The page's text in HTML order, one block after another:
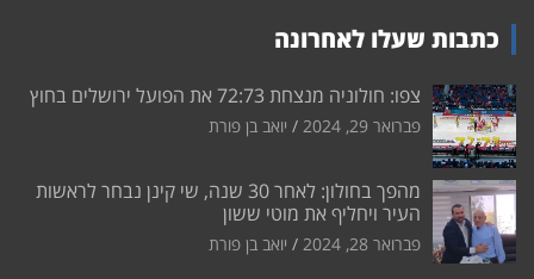
כתבות שעלו לאחרונה
צפו: חולוניה מנצחת 72:73 את הפועל ירושלים בחוץ
פברואר 29, 2024 יואב בן פורת
מהפך בחולון: לאחר 30 שנה, שי קינן נבחר לראשות
העיר ויחליף את מוטי ששון
פברואר 28, 2024 יואב בן פורת